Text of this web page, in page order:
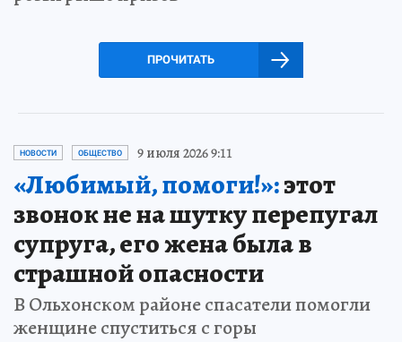
ПРОЧИТАТЬ
НОВОСТИ ОБЩЕСТВО 9 июля 2026 9:11
«Любимый, помоги!»:этот
звонок не на шутку перепугал
супруга, его жена была в
страшной опасности
В Ольхонском районе спасатели помогли
женщине спуститься с горы